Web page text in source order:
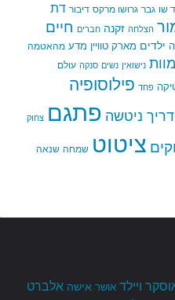
שו גבר גרושו מרקס דיבור דת
הצלחה זקנה חברים חיים
ילדים מארק טוויין מדע מהאטמה
מוות נישואין נשים סנקה עולם
פחד פילוסופיה
ניטשה פתגם צחוק
ציטוט שמחה שנאה
ויילד אושר אישה אלברט